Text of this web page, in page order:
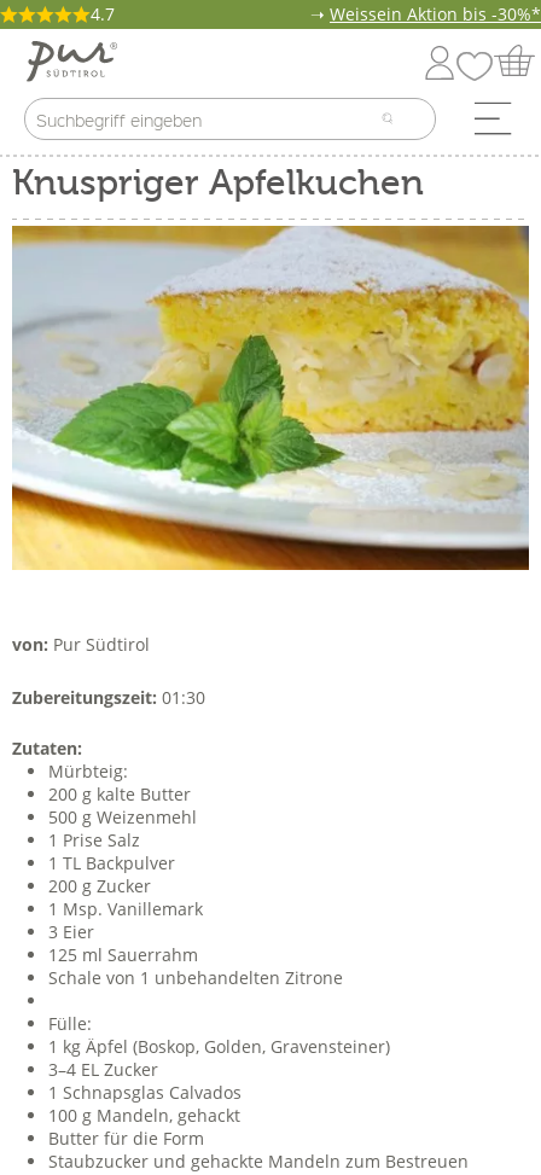
4.7 ➝ Weissein Aktion bis -30%*
Knuspriger Apfelkuchen
von: Pur Südtirol
Zubereitungszeit: 01:30
Zutaten:
Mürbteig:
200 g kalte Butter
500 g Weizenmehl
1 Prise Salz
1 TL Backpulver
200 g Zucker
1 Msp. Vanillemark
3 Eier
125 ml Sauerrahm
Schale von 1 unbehandelten Zitrone
Fülle:
1 kg Äpfel (Boskop, Golden, Gravensteiner)
3–4 EL Zucker
1 Schnapsglas Calvados
100 g Mandeln, gehackt
Butter für die Form
Staubzucker und gehackte Mandeln zum Bestreuen